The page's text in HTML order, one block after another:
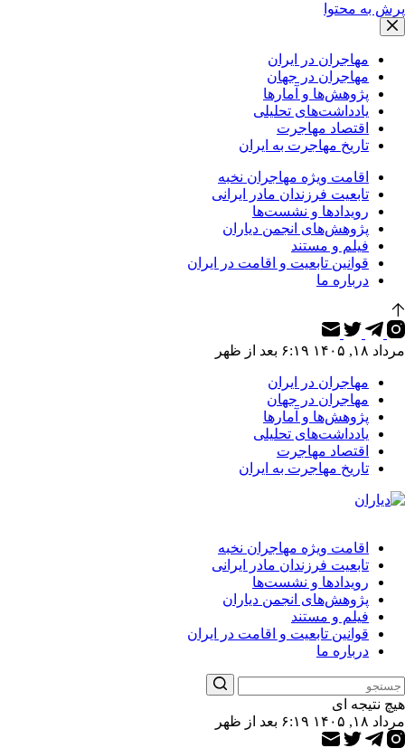
پرش به محتوا
مهاجران در ایران
مهاجران در جهان
پژوهش‌ها و آمارها
یادداشت‌های تحلیلی
اقتصاد مهاجرت
تاریخ مهاجرت به ایران
اقامت ویژه مهاجران نخبه
تابعیت فرزندان مادر ایرانی
رویدادها و نشست‌ها
پژوهش‌های انجمن دیاران
فیلم و مستند
قوانین تابعیت و اقامت در ایران
درباره ما
مرداد ۱۸, ۱۴۰۵ ۶:۱۹ بعد از ظهر
مهاجران در ایران
مهاجران در جهان
پژوهش‌ها و آمارها
یادداشت‌های تحلیلی
اقتصاد مهاجرت
تاریخ مهاجرت به ایران
اقامت ویژه مهاجران نخبه
تابعیت فرزندان مادر ایرانی
رویدادها و نشست‌ها
پژوهش‌های انجمن دیاران
فیلم و مستند
قوانین تابعیت و اقامت در ایران
درباره ما
هیچ نتیجه ای
مرداد ۱۸, ۱۴۰۵ ۶:۱۹ بعد از ظهر